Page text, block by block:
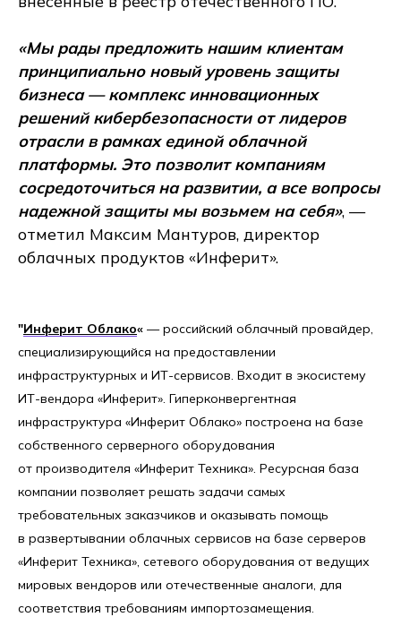
«Мы рады предложить нашим клиентам
принципиально новый уровень защиты
бизнеса — комплекс инновационных
решений кибербезопасности от лидеров
отрасли в рамках единой облачной
платформы. Это позволит компаниям
сосредоточиться на развитии, а все вопросы
надежной защиты мы возьмем на себя», —
отметил Максим Мантуров, директор
облачных продуктов «Инферит».
"Инферит Облако« — российский облачный провайдер,
специализирующийся на предоставлении
инфраструктурных и ИТ-сервисов. Входит в экосистему
ИТ-вендора «Инферит». Гиперконвергентная
инфраструктура «Инферит Облако» построена на базе
собственного серверного оборудования
от производителя «Инферит Техника». Ресурсная база
компании позволяет решать задачи самых
требовательных заказчиков и оказывать помощь
в развертывании облачных сервисов на базе серверов
«Инферит Техника», сетевого оборудования от ведущих
мировых вендоров или отечественные аналоги, для
соответствия требованиям импортозамещения.